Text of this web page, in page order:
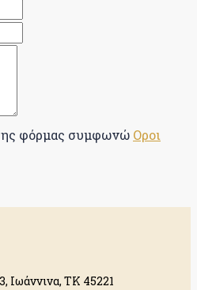
φόρμας συμφωνώ Οροι
Ιωάννινα, ΤΚ 45221